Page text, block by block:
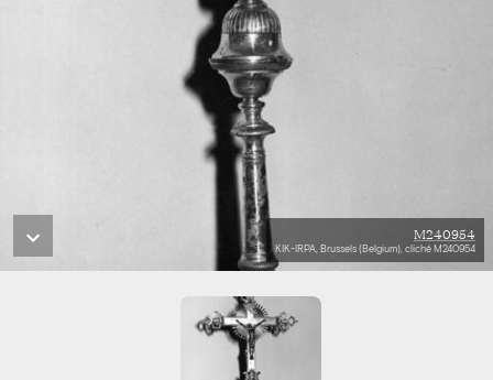
M240954
KIK-IRPA, Brussels (Belgium), cliché M240954